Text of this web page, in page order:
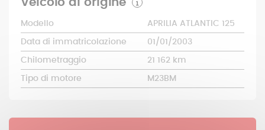
Modello APRILIA ATLANTIC 125
Data di immatricolazione 01/01/2003
Chilometraggio 21 162 km
Tipo di motore M23BM